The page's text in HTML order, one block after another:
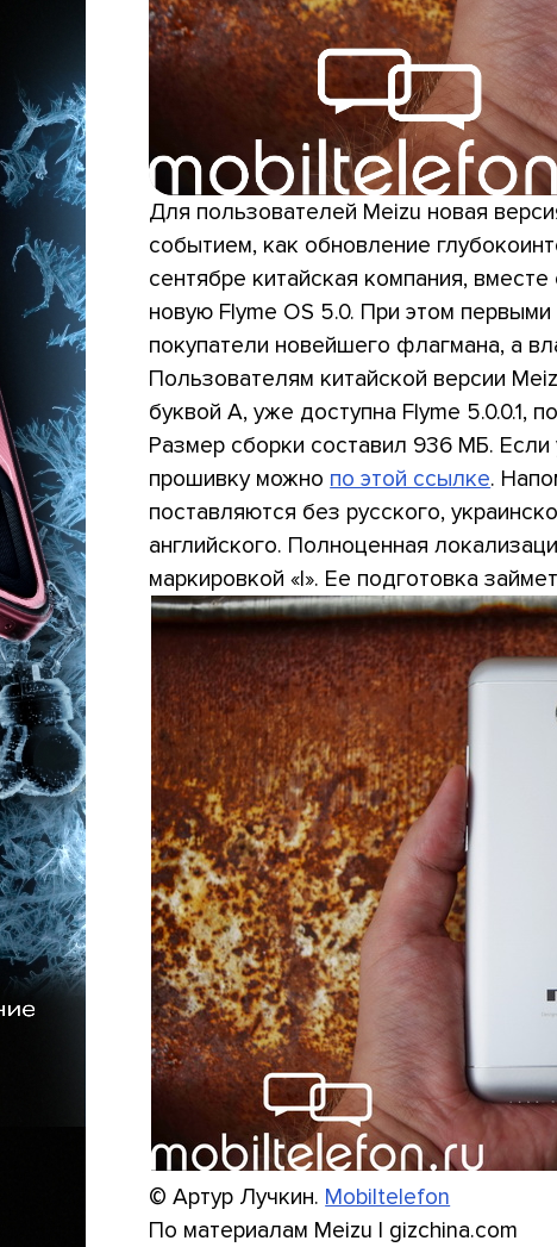
Для пользователей Meizu новая
событием, как обновление
сентябре китайская компания,
новую Flyme OS 5.0. При этом
покупатели новейшего флагмана, а
Пользователям китайской версии
буквой А, уже доступна Flyme 5.0.0.1,
Размер сборки составил 936 МБ. Если
прошивку можно по этой ссылке.
поставляются без русского,
английского. Полноценная
маркировкой «I». Ее подготовка
© Артур Лучкин. Mobiltelefon
По материалам Meizu | gizchina.com